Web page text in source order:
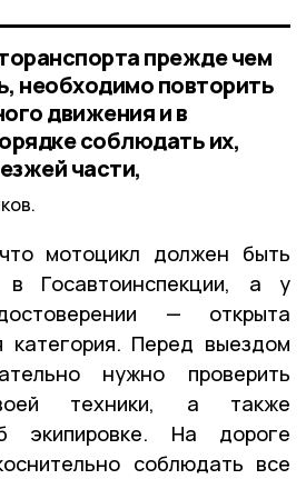
прежде чем
необходимо повторить
движения и в
соблюдать их,
части,
мотоцикл должен быть
в Госавтоинспекции, а у
— открыта
категория. Перед выездом
нужно проверить
техники, а также
экипировке. На дороге
соблюдать все